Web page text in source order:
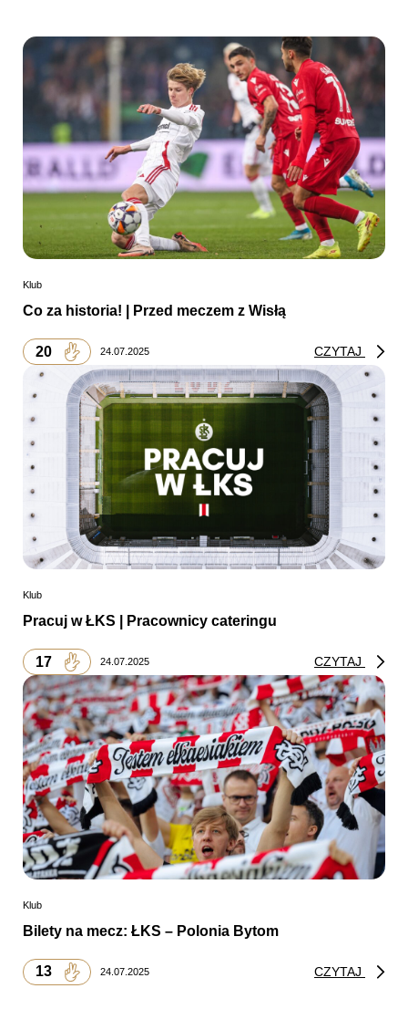
Klub
Co za historia! | Przed meczem z Wisłą
20 24.07.2025 CZYTAJ
Klub
Pracuj w ŁKS | Pracownicy cateringu
17 24.07.2025 CZYTAJ
Klub
Bilety na mecz: ŁKS – Polonia Bytom
13 24.07.2025 CZYTAJ